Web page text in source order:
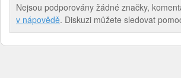
Nejsou podporovány žádné značky,
v nápovědě. Diskuzi můžete sledovat